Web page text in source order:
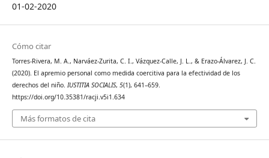
01-02-2020
Cómo citar
Torres-Rivera, M. A., Narváez-Zurita, C. I., Vázquez-Calle, J. L., & Erazo-Álvarez, J. C.
(2020). El apremio personal como medida coercitiva para la efectividad de los
derechos del niño. IUSTITIA SOCIALIS, 5(1), 641–659.
https://doi.org/10.35381/racji.v5i1.634
Más formatos de cita